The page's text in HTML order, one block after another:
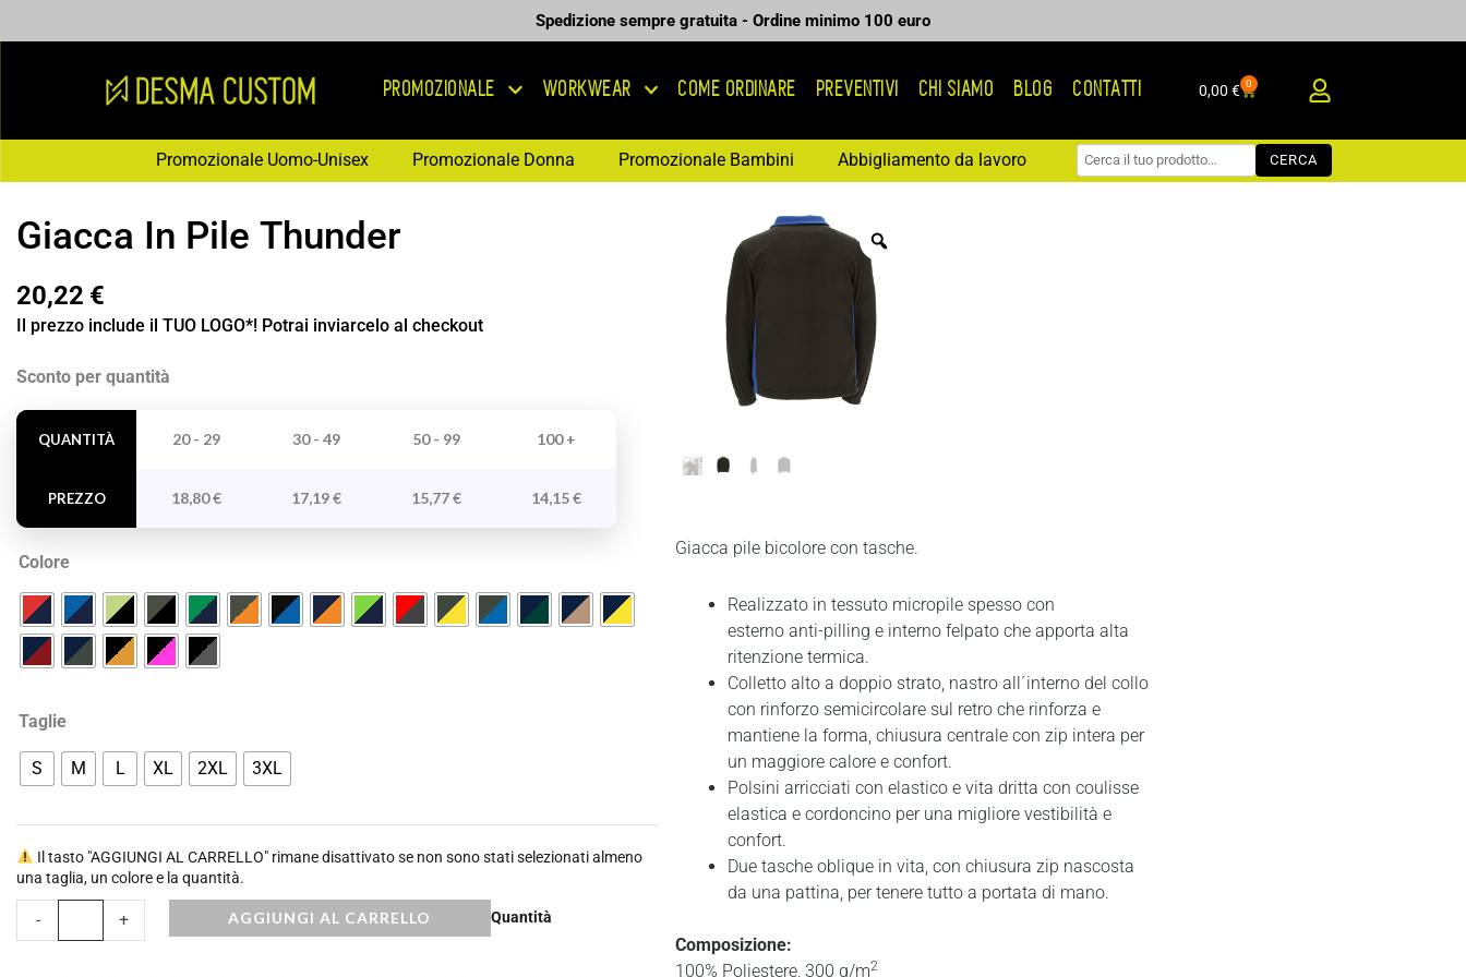
al
Spedizione sempre gratuita - Ordine minimo 100 euro
PROMOZIONALE WORKWEAR COME ORDINARE PREVENTIVI CHI SIAMO BLOG CONTATTI 0,00 € 0
Carrello
Promozionale Uomo-Unisex Promozionale Donna Promozionale Bambini Abbigliamento da lavoro CERCA
Giacca In Pile Thunder
20,22 €
Il prezzo include il TUO LOGO*! Potrai inviarcelo al checkout
Sconto per quantità
QUANTITÀ
PREZZO
20 - 29 30 - 49 50 - 99 100 +
18,80€ 17,19€ 15,77€ 14,15€
Colore
Taglie
S M L XL 2XL 3XL
Il tasto "AGGIUNGI AL CARRELLO" rimane disattivato se non sono stati selezionati almeno
una taglia, un colore e la quantità.
Quantità
-
Giacca
Pile
quantità
+ AGGIUNGI AL CARRELLO
Giacca pile bicolore con tasche.
Realizzato in tessuto micropile spesso con
esterno anti-pilling e interno felpato che apporta alta
ritenzione termica.
Colletto alto a doppio strato, nastro all´interno del collo
con rinforzo semicircolare sul retro che rinforza e
mantiene la forma, chiusura centrale con zip intera per
un maggiore calore e confort.
Polsini arricciati con elastico e vita dritta con coulisse
elastica e cordoncino per una migliore vestibilità e
confort.
Due tasche oblique in vita, con chiusura zip nascosta
da una pattina, per tenere tutto a portata di mano.
Composizione:
100% Poliestere, 300 g/m2